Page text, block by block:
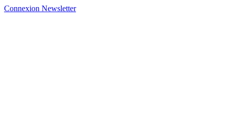
Connexion Newsletter